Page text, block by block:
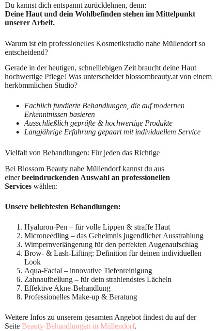
Du kannst dich entspannt zurücklehnen, denn:
Deine Haut und dein Wohlbefinden stehen im Mittelpunkt
unserer Arbeit.
Warum ist ein professionelles Kosmetikstudio nahe Müllendorf so
entscheidend?
Gerade in der heutigen, schnelllebigen Zeit braucht deine Haut
hochwertige Pflege! Was unterscheidet blossombeauty.at von einem
herkömmlichen Studio?
Fachlich fundierte Behandlungen, die auf modernen
Erkenntnissen basieren
Ausschließlich geprüfte & hochwertige Produkte
Langjährige Erfahrung gepaart mit individuellem Service
Vielfalt von Behandlungen: Für jeden das Richtige
Bei Blossom Beauty nahe Müllendorf kannst du aus
einerbeeindruckenden Auswahl an professionellen
Services wählen:
Unsere beliebtesten Behandlungen:
Hyaluron-Pen – für volle Lippen & straffe Haut
Microneedling – das Geheimnis jugendlicher Ausstrahlung
Wimpernverlängerung für den perfekten Augenaufschlag
Brow- & Lash-Lifting: Definition für deinen individuellen
Look
Aqua-Facial – innovative Tiefenreinigung
Zahnaufhellung – für dein strahlendstes Lächeln
Effektive Akne-Behandlung
Professionelles Make-up & Beratung
Weitere Infos zu unserem gesamten Angebot findest du auf der
Seite Beauty-Behandlungen in Müllendorf.